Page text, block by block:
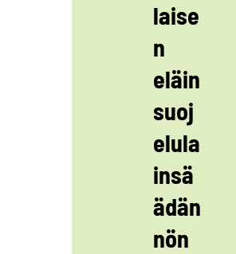
laise
n
eläin
suoj
elula
insä
ädän
nön